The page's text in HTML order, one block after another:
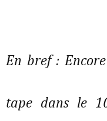
En bref :
tape dans le